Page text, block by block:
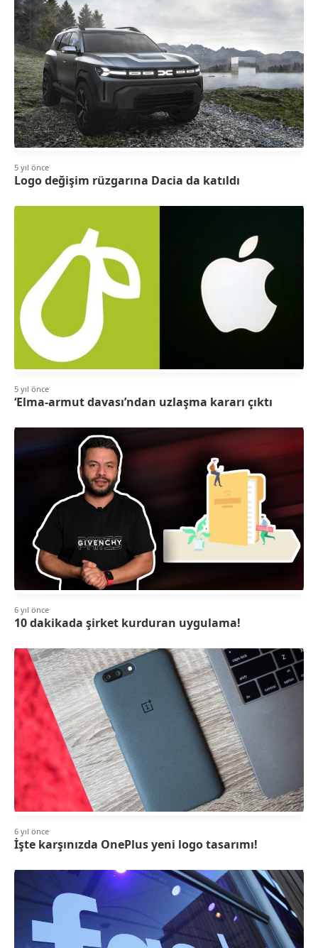
5 yıl önce
Logo değişim rüzgarına Dacia da katıldı
5 yıl önce
‘Elma-armut davası’ndan uzlaşma kararı çıktı
6 yıl önce
10 dakikada şirket kurduran uygulama!
6 yıl önce
İşte karşınızda OnePlus yeni logo tasarımı!